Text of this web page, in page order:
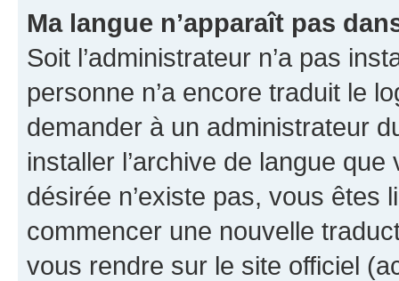
Ma langue n’apparaît pas
Soit l’administrateur n’a pas
personne n’a encore traduit le
demander à un administrateur
installer l’archive de langue
désirée n’existe pas, vous êtes
commencer une nouvelle
vous rendre sur le site officiel